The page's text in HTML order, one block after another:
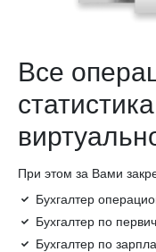
Все
При этом за Вами
Бухгалтер
Бухгалтер по
Бухгалтер по